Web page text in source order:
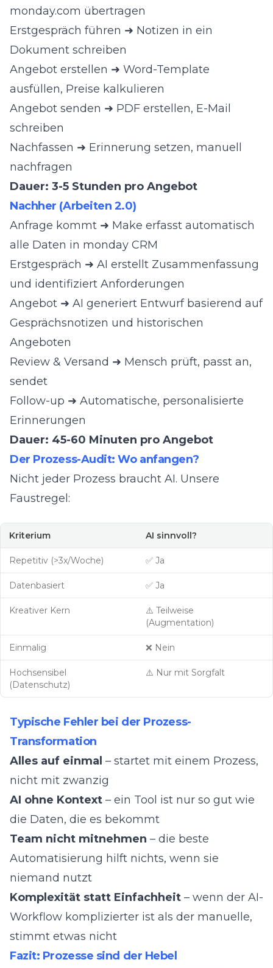
monday.com übertragen
Erstgespräch führen ➜ Notizen in ein
Dokument schreiben
Angebot erstellen ➜ Word-Template
ausfüllen, Preise kalkulieren
Angebot senden ➜ PDF erstellen, E-Mail
schreiben
Nachfassen ➜ Erinnerung setzen, manuell
nachfragen
Dauer: 3-5 Stunden pro Angebot
Nachher (Arbeiten 2.0)
Anfrage kommt ➜ Make erfasst automatisch
alle Daten in monday CRM
Erstgespräch ➜ AI erstellt Zusammenfassung
und identifiziert Anforderungen
Angebot ➜ AI generiert Entwurf basierend auf
Gesprächsnotizen und historischen
Angeboten
Review & Versand ➜ Mensch prüft, passt an,
sendet
Follow-up ➜ Automatische, personalisierte
Erinnerungen
Dauer: 45-60 Minuten pro Angebot
Der Prozess-Audit: Wo anfangen?
Nicht jeder Prozess braucht AI. Unsere
Faustregel:
Kriterium AI sinnvoll?
Repetitiv (>3x/Woche) ✅ Ja
Datenbasiert ✅ Ja
Kreativer Kern
⚠️ Teilweise
(Augmentation)
Einmalig ❌ Nein
Hochsensibel
(Datenschutz)
⚠️ Nur mit Sorgfalt
Typische Fehler bei der Prozess-
Transformation
Alles auf einmal – startet mit einem Prozess,
nicht mit zwanzig
AI ohne Kontext – ein Tool ist nur so gut wie
die Daten, die es bekommt
Team nicht mitnehmen – die beste
Automatisierung hilft nichts, wenn sie
niemand nutzt
Komplexität statt Einfachheit – wenn der AI-
Workflow komplizierter ist als der manuelle,
stimmt etwas nicht
Fazit: Prozesse sind der Hebel